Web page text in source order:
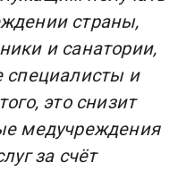
страны,
и санатории,
специалисты и
это снизит
медучреждения
за счёт